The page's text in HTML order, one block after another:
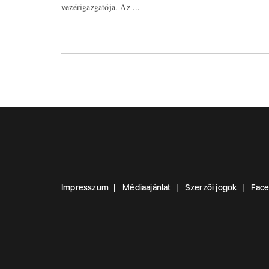
vezérigazgatója. Az ...
Impresszum Médiaajánlat Szerzői jogok